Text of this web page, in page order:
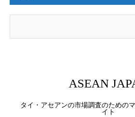
ASEAN
タイ・アセアンの市場調査のための
イト